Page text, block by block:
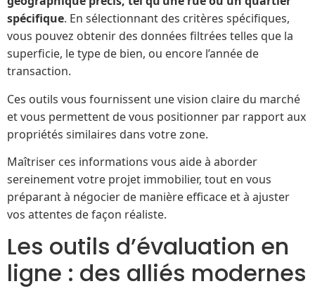
spécifique. En sélectionnant des critères spécifiques,
vous pouvez obtenir des données filtrées telles que la
superficie, le type de bien, ou encore l’année de
transaction.
Ces outils vous fournissent une vision claire du marché
et vous permettent de vous positionner par rapport aux
propriétés similaires dans votre zone.
Maîtriser ces informations vous aide à aborder
sereinement votre projet immobilier, tout en vous
préparant à négocier de manière efficace et à ajuster
vos attentes de façon réaliste.
Les outils d’évaluation en
ligne : des alliés modernes